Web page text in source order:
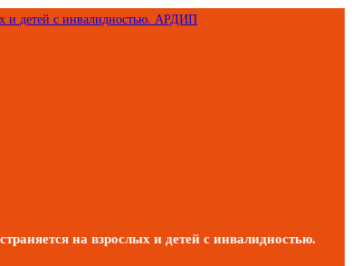
на взрослых и детей с инвалидностью.